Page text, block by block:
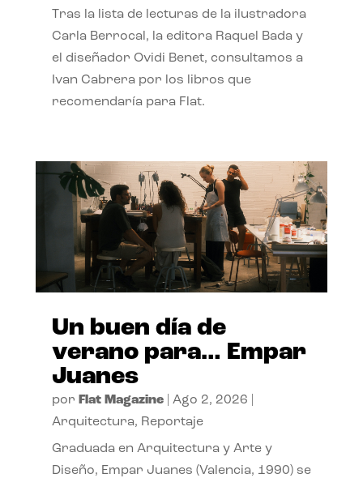
Tras la lista de lecturas de la ilustradora
Carla Berrocal, la editora Raquel Bada y
el diseñador Ovidi Benet, consultamos a
Ivan Cabrera por los libros que
recomendaría para Flat.
Un buen día de
verano para… Empar
Juanes
por Flat Magazine| Ago 2, 2026
Arquitectura, Reportaje
Graduada en Arquitectura y Arte y
Diseño, Empar Juanes (Valencia, 1990) se